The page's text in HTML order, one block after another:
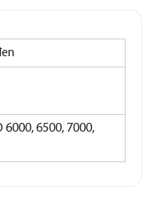
6000, 6500, 7000,